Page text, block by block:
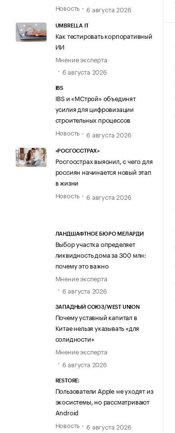
Новость
6 августа 2026
UMBRELLA IT
Как тестировать корпоративный
ИИ
Мнение эксперта
6 августа 2026
IBS
IBS и «МСтрой» объединят
усилия для цифровизации
строительных процессов
Новость
6 августа 2026
«РОСГОССТРАХ»
Росгосстрах выяснил, с чего для
россиян начинается новый этап
в жизни
Новость
6 августа 2026
ЛАНДШАФТНОЕ БЮРО МЕЛАРДИ
Выбор участка определяет
ликвидность дома за 300 млн:
почему это важно
Мнение эксперта
6 августа 2026
ЗАПАДНЫЙ СОЮЗ/WEST UNION
Почему уставный капитал в
Китае нельзя указывать «для
солидности»
Мнение эксперта
6 августа 2026
RESTORE:
Пользователи Apple не уходят из
экосистемы, но рассматривают
Android
Новость
6 августа 2026